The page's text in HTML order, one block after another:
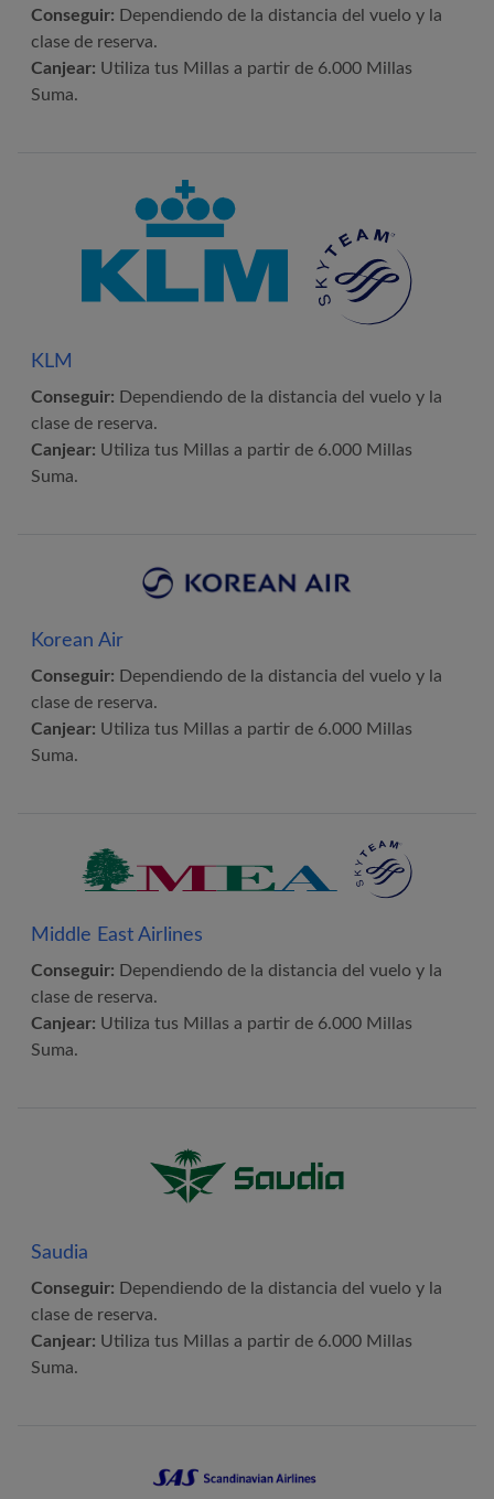
Conseguir: Dependiendo de la distancia del vuelo y la
clase de reserva.
Canjear: Utiliza tus Millas a partir de 6.000 Millas
Suma.
KLM
Conseguir: Dependiendo de la distancia del vuelo y la
clase de reserva.
Canjear: Utiliza tus Millas a partir de 6.000 Millas
Suma.
Korean Air
Conseguir: Dependiendo de la distancia del vuelo y la
clase de reserva.
Canjear: Utiliza tus Millas a partir de 6.000 Millas
Suma.
Middle East Airlines
Conseguir: Dependiendo de la distancia del vuelo y la
clase de reserva.
Canjear: Utiliza tus Millas a partir de 6.000 Millas
Suma.
Saudia
Conseguir: Dependiendo de la distancia del vuelo y la
clase de reserva.
Canjear: Utiliza tus Millas a partir de 6.000 Millas
Suma.